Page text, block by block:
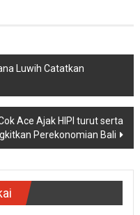
Luwih Catatkan
Ace Ajak HIPI turut serta
Perekonomian Bali